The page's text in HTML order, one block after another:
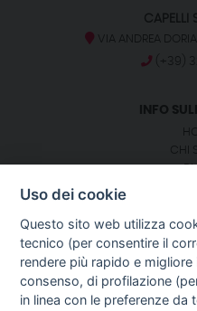
CAPELLI
VIA ANDREA
(+39)
INFO
CHI
SEGUICI
GUIDA
Uso dei cookie
Questo sito web utilizza
tecnico (per consentire il
rendere più rapido e
consenso, di profilazione
in linea con le preferenze da